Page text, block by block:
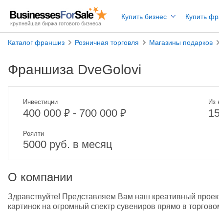
крупнейшая биржа готового бизнеса
Купить бизнес Купить
Каталог франшиз Розничная торговля Магазины подарков
Франшиза DveGolovi
Инвестиции
400 000 ₽ - 700 000 ₽
Из
Роялти
5000 руб. в месяц
О компании
Здравствуйте! Представляем Вам наш креативный
картинок на огромный спектр сувениров прямо в